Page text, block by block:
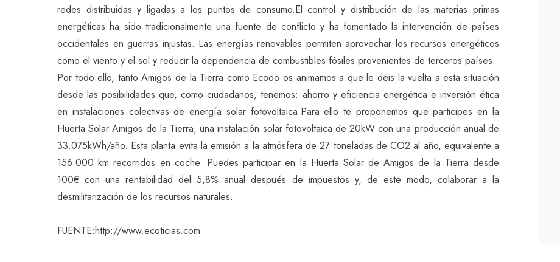
redes distribuidas y ligadas a los puntos de consumo.El control y distribución de las materias primas
energéticas ha sido tradicionalmente una fuente de conflicto y ha fomentado la intervención de países
occidentales en guerras injustas. Las energías renovables permiten aprovechar los recursos energéticos
como el viento y el sol y reducir la dependencia de combustibles fósiles provenientes de terceros países.
Por todo ello, tanto Amigos de la Tierra como Ecooo os animamos a que le deis la vuelta a esta situación
desde las posibilidades que, como ciudadanos, tenemos: ahorro y eficiencia energética e inversión ética
en instalaciones colectivas de energía solar fotovoltaica.Para ello te proponemos que participes en la
Huerta Solar Amigos de la Tierra, una instalación solar fotovoltaica de 20kW con una producción anual de
33.075kWh/año. Esta planta evita la emisión a la atmósfera de 27 toneladas de CO2 al año, equivalente a
156.000 km recorridos en coche. Puedes participar en la Huerta Solar de Amigos de la Tierra desde
100€ con una rentabilidad del 5,8% anual después de impuestos y, de este modo, colaborar a la
desmilitarización de los recursos naturales.
FUENTE:http://www.ecoticias.com